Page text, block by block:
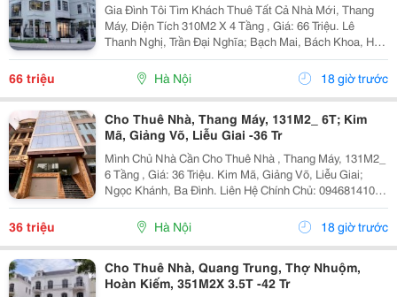
Gia Đình Tôi Tìm Khách Thuê Tất Cả Nhà Mới, Thang
Máy, Diện Tích 310M2 X 4 Tầng , Giá: 66 Triệu. Lê
Thanh Nghị, Trần Đại Nghĩa; Bạch Mai, Bách Khoa, Hai
Bà Trưng. Liên Hệ Chủ Nhà: 0988289962 . Vị Trí Gần
Ngã Ba, Khu Đông Dân Cư, Kinh Doanh Sầm Uất,...
66 triệu Hà Nội 18 giờ trước
Cho Thuê Nhà, Thang Máy, 131M2_ 6T; Kim
Mã, Giảng Võ, Liễu Giai -36 Tr
Mình Chủ Nhà Cần Cho Thuê Nhà , Thang Máy, 131M2_
6 Tầng , Giá: 36 Triệu. Kim Mã, Giảng Võ, Liễu Giai;
Ngọc Khánh, Ba Đình. Liên Hệ Chính Chủ: 0946814103
_Vỉa Hè Lớn, Mặt Tiền Rộng, Thoáng. _Vị Trí Ngay Ngã
Ba, Khu Đông Dân Cư, Kinh Doanh Sầm Uất,...
36 triệu Hà Nội 18 giờ trước
Cho Thuê Nhà, Quang Trung, Thợ Nhuộm,
Hoàn Kiếm, 351M2X 3.5T -42 Tr